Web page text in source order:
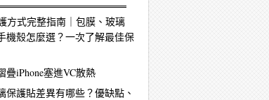
方式完整指南｜包膜、玻璃
機殼怎麼選？一次了解最佳保
疊iPhone塞進VC散熱
保護貼差異有哪些？優缺點、